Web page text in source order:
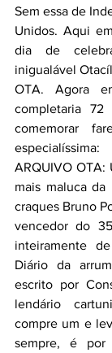
Sem essa de
Unidos. Aqui
dia de
inigualável
OTA. Agora
completaria
comemorar
ARQUIVO OTA:
mais maluca da
craques Bruno
vencedor do
inteiramente
Diário da
escrito por
lendário
compre um e
sempre, é